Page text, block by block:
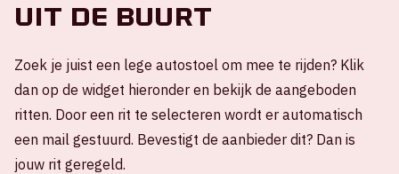
uit de buurt
Zoek je juist een lege autostoel om mee te rijden? Klik
dan op de widget hieronder en bekijk de aangeboden
ritten. Door een rit te selecteren wordt er automatisch
een mail gestuurd. Bevestigt de aanbieder dit? Dan is
jouw rit geregeld.